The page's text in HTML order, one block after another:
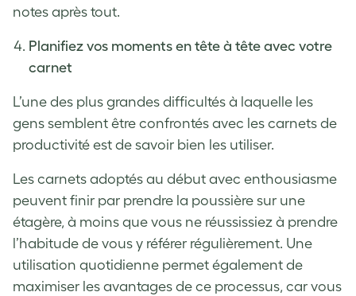
notes après tout.
Planifiez vos moments en tête à tête avec votre
carnet
L’une des plus grandes difficultés à laquelle les
gens semblent être confrontés avec les carnets de
productivité est de savoir bien les utiliser.
Les carnets adoptés au début avec enthousiasme
peuvent finir par prendre la poussière sur une
étagère, à moins que vous ne réussissiez à prendre
l’habitude de vous y référer régulièrement. Une
utilisation quotidienne permet également de
maximiser les avantages de ce processus, car vous